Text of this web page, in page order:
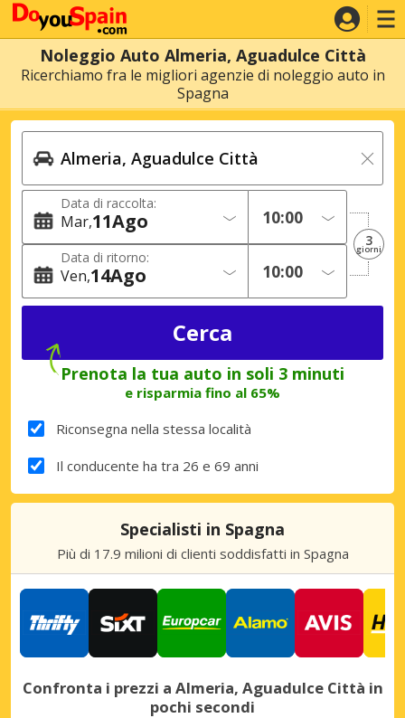
Noleggio Auto Almeria, Aguadulce Città
Ricerchiamo fra le migliori agenzie di noleggio auto in
Spagna
Data di raccolta:
Mar 11Ago
Data di ritorno:
Ven 14Ago
3
giorni
Prenota la tua auto in soli 3 minuti
e risparmia fino al 65%
Riconsegna nella stessa località
Il conducente ha tra 26 e 69 anni
Specialisti in Spagna
Più di 17.9 milioni di clienti soddisfatti in Spagna
Confronta i prezzi a Almeria, Aguadulce Città in
pochi secondi